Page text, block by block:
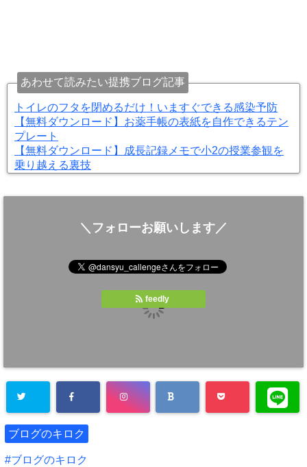
あわせて読みたい提携ブログ記事
トイレのフタを閉めるだけ！いますぐできる感染予防
【無料ダウンロード】お薬手帳の表紙を自作できるテン
プレート
【無料ダウンロード】成長記録メモで小2の授業参観を
乗り越える裏技
＼フォローお願いします／
feedly
ブログのキロク
ブログのキロク